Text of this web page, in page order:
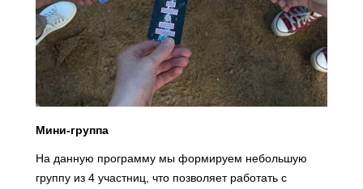
Мини-группа
На данную программу мы формируем небольшую
группу из 4 участниц, что позволяет работать с